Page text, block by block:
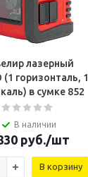
лазерный
горизонталь, 1
вертикаль) в сумке 852
В наличии
руб./шт
В корзину